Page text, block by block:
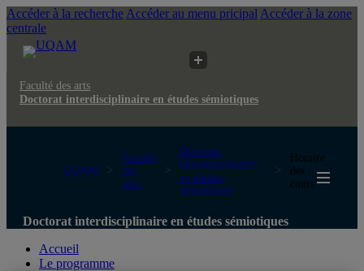
Accéder à la recherche Accéder au menu pricipal Accéder à la zone
centrale
Faculté des arts
Doctorat interdisciplinaire en études sémiotiques
UQAM
Faculté
des
arts
Doctorat
interdisciplinaire
en études
sémiotiques
Horaire
des
cours
Doctorat interdisciplinaire en études sémiotiques
Accueil
Le programme